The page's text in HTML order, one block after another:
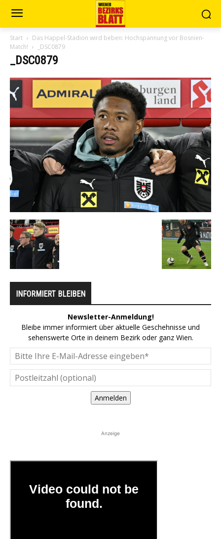
Start
Das Happel-Stadion wird beben: Hochspannung vor Bosnien-
Match!
_DSC0879
_DSC0879
INFORMIERT BLEIBEN
Newsletter-Anmeldung!
Bleibe immer informiert über aktuelle Geschehnisse und
sehenswerte Orte in deinem Bezirk oder ganz Wien.
Anmelden
Anzeige